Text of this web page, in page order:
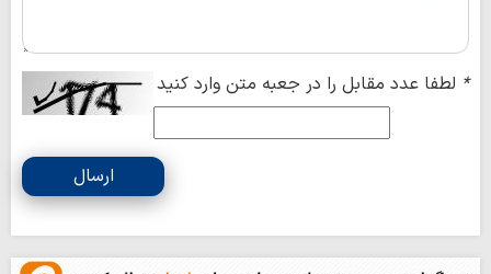
* لطفا عدد مقابل را در جعبه متن وارد کنید
ارسال